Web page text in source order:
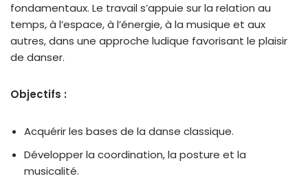
fondamentaux. Le travail s’appuie sur la relation au
temps, à l’espace, à l’énergie, à la musique et aux
autres, dans une approche ludique favorisant le plaisir
de danser.
Objectifs :
Acquérir les bases de la danse classique.
Développer la coordination, la posture et la
musicalité.